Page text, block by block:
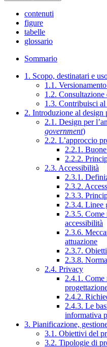
contenuti
figure
tabelle
glossario
Sommario
1. Scopo, destinatari e
1.1.
1.2. Consultazione
1.3. Contribuisci al
2. Introduzione al
2.1. Design per
government)
2.2. L’approccio
2.2.1.
2.2.2.
2.3. Accessibilità
2.3.1.
2.3.2.
2.3.3.
2.3.4. Linee
2.3.5. Come
accessibilità
2.3.6.
attuazione
2.3.7.
2.3.8.
2.4. Privacy
2.4.1. Come
2.4.2.
2.4.3. Le
informativa
3. Pianificazione,
3.1. Obiettivi del
3.2. Tipologie di